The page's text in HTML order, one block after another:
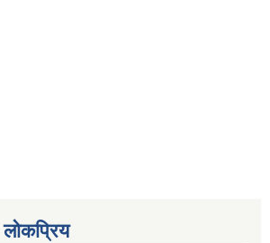
लोकप्रिय